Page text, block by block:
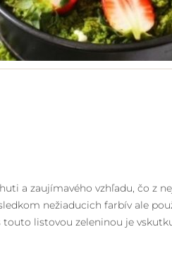
a zaujímavého vzhľadu, čo z
nežiaducich farbív ale
touto listovou zeleninou je